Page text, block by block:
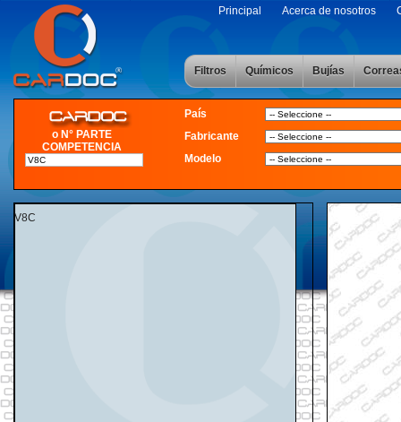
Principal Acerca de nosotros
Filtros Químicos Bujías
o N° PARTE
COMPETENCIA
País
Fabricante
Modelo
V8C